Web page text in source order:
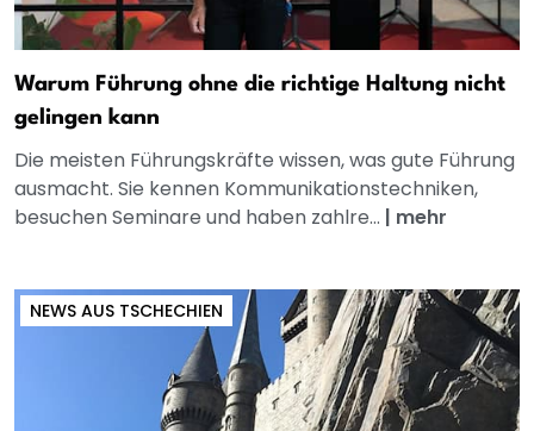
Warum Führung ohne die richtige Haltung nicht
gelingen kann
Die meisten Führungskräfte wissen, was gute Führung
ausmacht. Sie kennen Kommunikationstechniken,
besuchen Seminare und haben zahlre... | mehr
NEWS AUS TSCHECHIEN